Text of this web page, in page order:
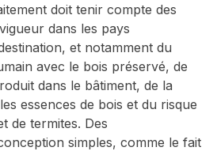
doit tenir compte des
dans les pays
et notamment du
avec le bois préservé, de
dans le bâtiment, de la
essences de bois et du risque
de termites. Des
simples, comme le fait